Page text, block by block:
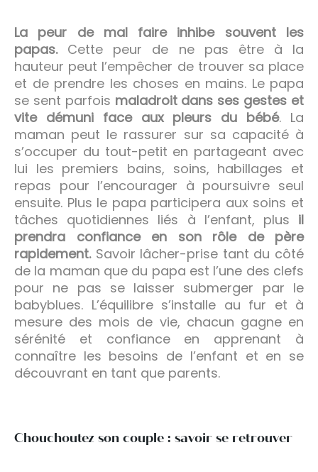
La peur de mal faire inhibe souvent les
papas.Cette peur de ne pas être à la
hauteur peut l’empêcher de trouver sa place
et de prendre les choses en mains. Le papa
se sent parfois maladroit dans ses gestes et
vite démuni face aux pleurs du bébé. La
maman peut le rassurer sur sa capacité à
s’occuper du tout-petit en partageant avec
lui les premiers bains, soins, habillages et
repas pour l’encourager à poursuivre seul
ensuite. Plus le papa participera aux soins et
tâches quotidiennes liés à l’enfant, plus il
prendra confiance en son rôle de père
rapidement.Savoir lâcher-prise tant du côté
de la maman que du papa est l’une des clefs
pour ne pas se laisser submerger par le
babyblues. L’équilibre s’installe au fur et à
mesure des mois de vie, chacun gagne en
sérénité et confiance en apprenant à
connaître les besoins de l’enfant et en se
découvrant en tant que parents.
Chouchoutez son couple : savoir se retrouver